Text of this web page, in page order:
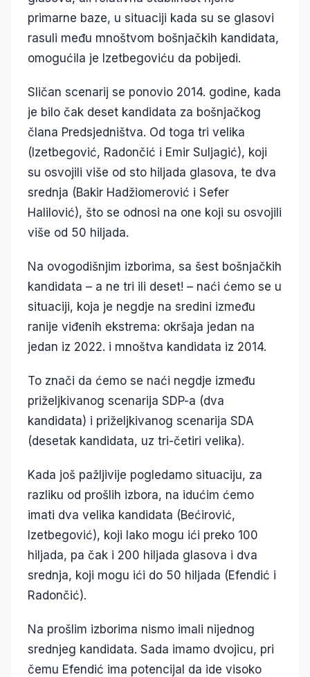
primarne baze, u situaciji kada su se glasovi
rasuli među mnoštvom bošnjačkih kandidata,
omogućila je Izetbegoviću da pobijedi.
Sličan scenarij se ponovio 2014. godine, kada
je bilo čak deset kandidata za bošnjačkog
člana Predsjedništva. Od toga tri velika
(Izetbegović, Radončić i Emir Suljagić), koji
su osvojili više od sto hiljada glasova, te dva
srednja (Bakir Hadžiomerović i Sefer
Halilović), što se odnosi na one koji su osvojili
više od 50 hiljada.
Na ovogodišnjim izborima, sa šest bošnjačkih
kandidata – a ne tri ili deset! – naći ćemo se u
situaciji, koja je negdje na sredini između
ranije viđenih ekstrema: okršaja jedan na
jedan iz 2022. i mnoštva kandidata iz 2014.
To znači da ćemo se naći negdje između
priželjkivanog scenarija SDP-a (dva
kandidata) i priželjkivanog scenarija SDA
(desetak kandidata, uz tri-četiri velika).
Kada još pažljivije pogledamo situaciju, za
razliku od prošlih izbora, na idućim ćemo
imati dva velika kandidata (Bećirović,
Izetbegović), koji lako mogu ići preko 100
hiljada, pa čak i 200 hiljada glasova i dva
srednja, koji mogu ići do 50 hiljada (Efendić i
Radončić).
Na prošlim izborima nismo imali nijednog
srednjeg kandidata. Sada imamo dvojicu, pri
čemu Efendić ima potencijal da ide visoko